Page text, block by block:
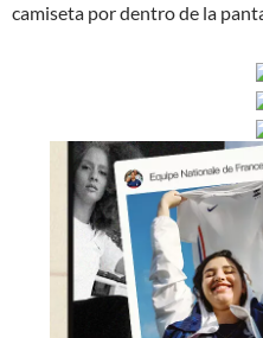
camiseta por dentro de la